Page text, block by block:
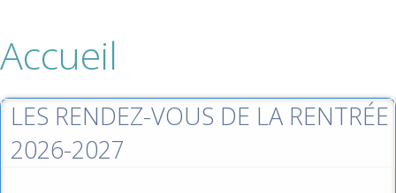
Accueil
LES RENDEZ-VOUS DE LA RENTRÉE
2026-2027